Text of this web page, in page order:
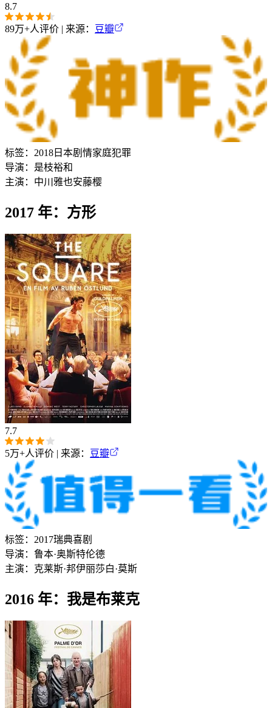
8.7
89万+人评价 | 来源： 豆瓣
标签： 2018 日本剧情家庭犯罪
导演： 是枝裕和
主演： 中川雅也安藤樱
2017 年：方形
7.7
5万+人评价 | 来源： 豆瓣
标签： 2017瑞典喜剧
导演： 鲁本·奥斯特伦德
主演： 克莱斯·邦伊丽莎白·莫斯
2016 年：我是布莱克